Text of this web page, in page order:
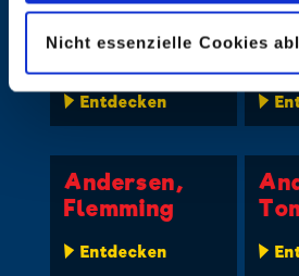
Nicht essenzielle Cookies
Ambrosio,
Entdecken
Andersen,
Flemming
Entdecken